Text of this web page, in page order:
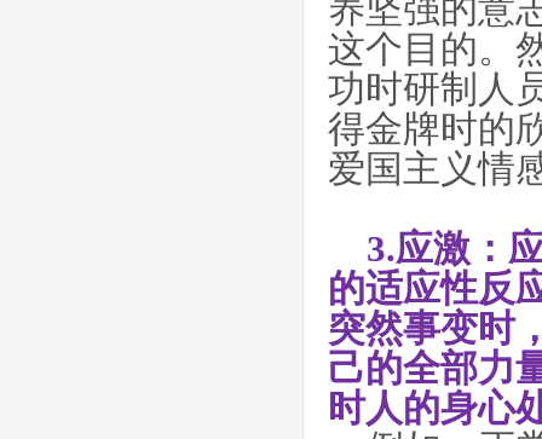
养坚强的意
这个目的。
功时研制人
得金牌时的
爱国主义情
3.应激：
的适应性反
突然事变时
己的全部力
时人的身心